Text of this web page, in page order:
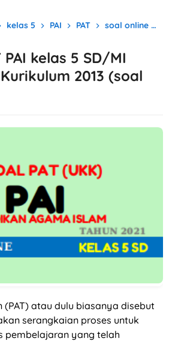
kelas 5 PAI PAT soal online
PAI kelas 5 SD/MI
2013 (soal
(PAT) atau dulu biasanya disebut
serangkaian proses untuk
pembelajaran yang telah